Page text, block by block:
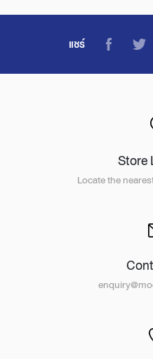
แชร์
Store
Locate the